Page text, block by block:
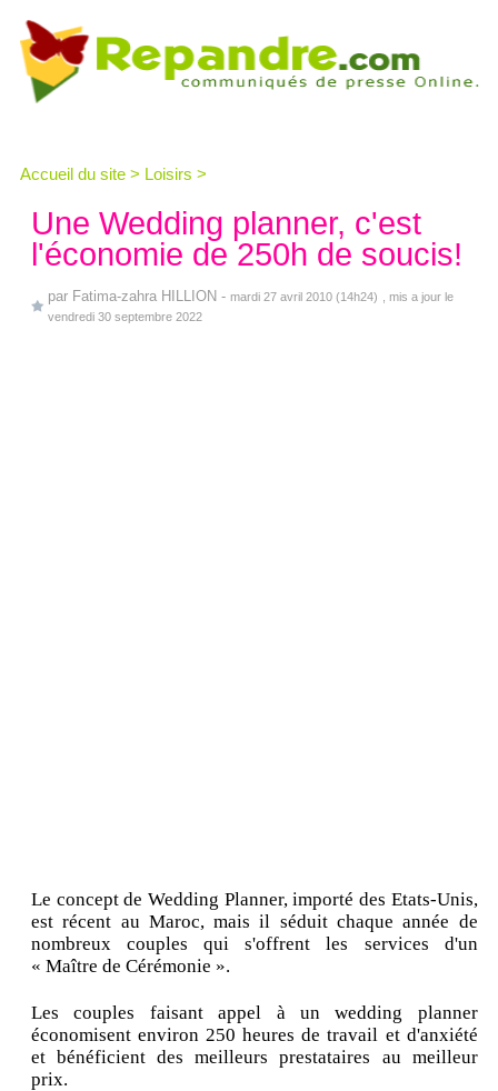
Accueil du site > Loisirs >
Une Wedding planner, c'est
l'économie de 250h de soucis!
par Fatima-zahra HILLION - mardi 27 avril 2010 (14h24)
, mis a jour le
vendredi 30 septembre 2022
Le concept de Wedding Planner, importé des Etats-Unis,
est récent au Maroc, mais il séduit chaque année de
nombreux couples qui s'offrent les services d'un
« Maître de Cérémonie ».
Les couples faisant appel à un wedding planner
économisent environ 250 heures de travail et d'anxiété
et bénéficient des meilleurs prestataires au meilleur
prix.